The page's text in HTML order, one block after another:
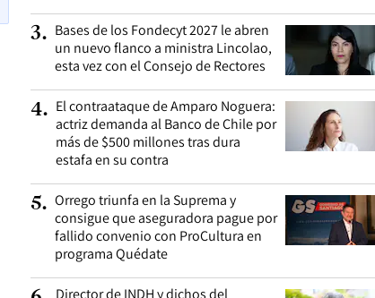
3. Bases de los Fondecyt 2027 le abren
un nuevo flanco a ministra Lincolao,
esta vez con el Consejo de Rectores
4. El contraataque de Amparo Noguera:
actriz demanda al Banco de Chile por
más de $500 millones tras dura
estafa en su contra
5. Orrego triunfa en la Suprema y
consigue que aseguradora pague por
fallido convenio con ProCultura en
programa Quédate
Director de INDH y dichos del